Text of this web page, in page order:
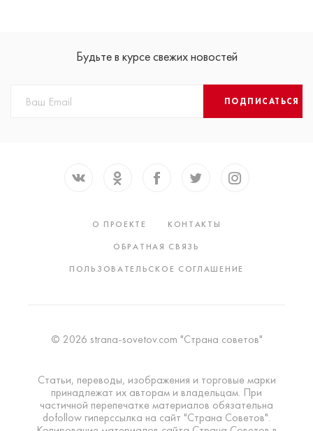
Будьте в курсе свежих новостей
ПОДПИСАТЬСЯ
О ПРОЕКТЕ
КОНТАКТЫ
ОБРАТНАЯ СВЯЗЬ
ПОЛЬЗОВАТЕЛЬСКОЕ СОГЛАШЕНИЕ
© 2026 strana-sovetov.com "Страна советов"
Статьи, переводы, изображения и торговые марки
принадлежат их авторам и владельцам. При
частичной перепечатке материалов обязательна
dofollow гиперссылка на сайт "Страна Советов".